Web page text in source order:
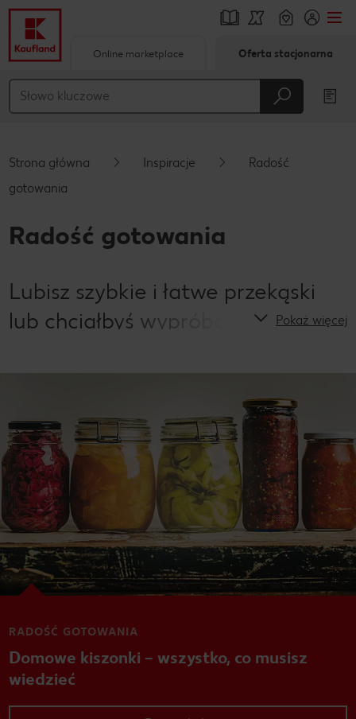
Główna treść
Pływający pasek boczny
Online marketplace Oferta stacjonarna
Strona główna Inspiracje
Radość
gotowania
Radość gotowania
Lubisz szybkie i łatwe przekąski
lub chciałbyś wypróbować
początkujących: Tutaj znajdziesz
porady i wskazówki kulinarne.
Pokaż więcej
RADOŚĆ GOTOWANIA
Domowe kiszonki – wszystko, co musisz
wiedzieć